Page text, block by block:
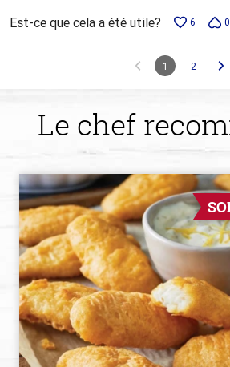
Est-ce que cela a été utile? 6 0
1 2
Le chef